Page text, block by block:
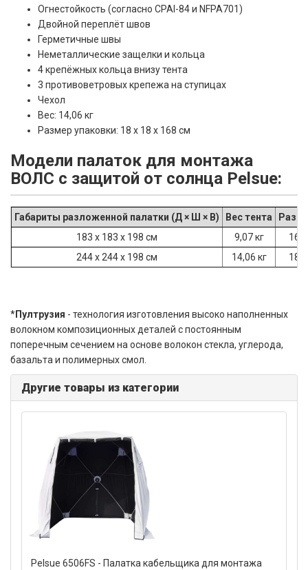
Огнестойкость (согласно CPAI-84 и NFPA701)
Двойной переплёт швов
Герметичные швы
Неметаллические защелки и кольца
4 крепёжных кольца внизу тента
3 противоветровых крепежа на ступицах
Чехол
Вес: 14,06 кг
Размер упаковки: 18 x 18 x 168 см
Модели палаток для монтажа
ВОЛС с защитой от солнца Pelsue:
Габариты разложенной палатки (Д × Ш × В) Вес тента
183 x 183 x 198 см
9,07 кг
16
244 x 244 x 198 см
14,06 кг 18
*Пултрузия - технология изготовления высоко наполненных
волокном композиционных деталей с постоянным
поперечным сечением на основе волокон стекла, углерода,
базальта и полимерных смол.
Другие товары из категории
Pelsue 6506FS - Палатка кабельщика для монтажа